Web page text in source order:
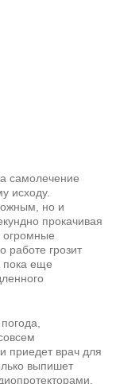
самолечение
исходу.
но и
прокачивая
огромные
работе грозит
пока еще
приедет врач для
выпишет